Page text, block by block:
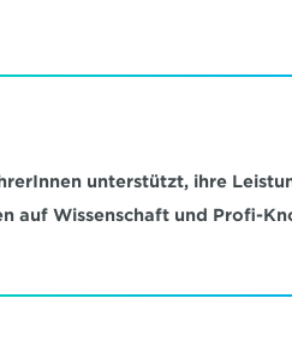
unterstützt, ihre
auf Wissenschaft und Profi-